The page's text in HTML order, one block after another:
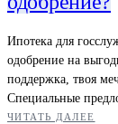
Ипотека для
одобрение на
поддержка, твоя
Специальные
ЧИТАТЬ ДАЛЕЕ